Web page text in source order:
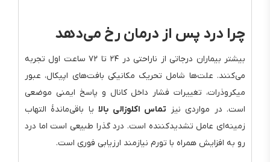
چرا درد پس از درمان رخ می‌دهد
بیشتر بیماران درجاتی از ناراحتی در ۲۴ تا ۷۲ ساعت اول تجربه
می‌کنند. علت‌ها شامل تحریک مکانیکی بافت‌های اپیکال، عبور
میکروذرات، تغییرات فشار داخل کانال و پاسخ ایمنی موضعی
است. در مواردی نیز تماس اکلوزالی بالایا باقی‌ماندهٔ التهاب
زمینه‌ای عامل تشدیدکننده است. درد گذرا طبیعی است اما درد
رو به افزایش همراه با تورم نیازمند ارزیابی فوری است.